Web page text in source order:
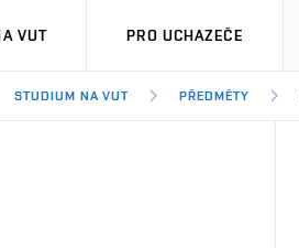
VUT PRO UCHAZEČE
STUDIUM NA VUT PŘEDMĚTY